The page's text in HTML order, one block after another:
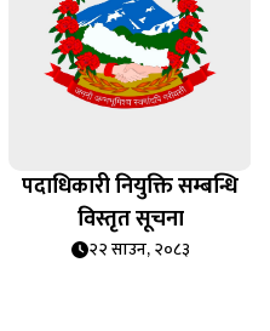
पदाधिकारी नियुक्ति सम्बन्धि
विस्तृत सूचना
२२ साउन, २०८३